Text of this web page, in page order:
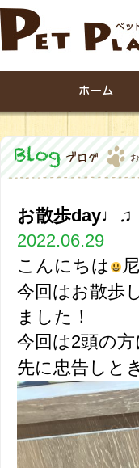
お散歩day♩♫
2022.06.29
こんにちは
今回はお散歩
ました！
今回は2頭の
先に忠告しと